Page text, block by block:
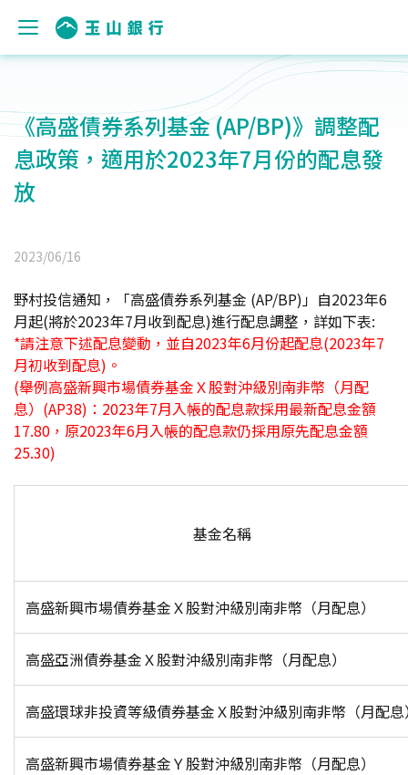
《高盛債券系列基金 (AP/BP)》調整配
息政策，適用於2023年7月份的配息發
放
2023/06/16
野村投信通知，「高盛債券系列基金 (AP/BP)」自2023年6
月起(將於2023年7月收到配息)進行配息調整，詳如下表:
*請注意下述配息變動，並自2023年6月份起配息(2023年7
月初收到配息)。
(舉例高盛新興市場債券基金Ｘ股對沖級別南非幣（月配
息）(AP38)：2023年7月入帳的配息款採用最新配息金額
17.80，原2023年6月入帳的配息款仍採用原先配息金額
25.30)
基金名稱
高盛新興市場債券基金Ｘ股對沖級別南非幣（月配息）
高盛亞洲債券基金Ｘ股對沖級別南非幣（月配息）
高盛環球非投資等級債券基金Ｘ股對沖級別南非幣（月配
高盛新興市場債券基金Ｙ股對沖級別南非幣（月配息）